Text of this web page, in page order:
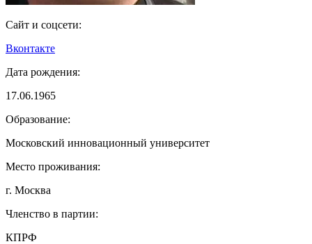
Сайт и соцсети:
Вконтакте
Дата рождения:
17.06.1965
Образование:
Московский инновационный университет
Место проживания:
г. Москва
Членство в партии:
КПРФ